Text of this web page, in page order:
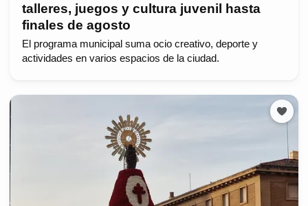
talleres, juegos y cultura juvenil hasta
finales de agosto
El programa municipal suma ocio creativo, deporte y
actividades en varios espacios de la ciudad.